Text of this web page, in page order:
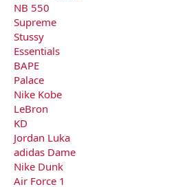
NB 550
Supreme
Stussy
Essentials
BAPE
Palace
Nike Kobe
LeBron
KD
Jordan Luka
adidas Dame
Nike Dunk
Air Force 1